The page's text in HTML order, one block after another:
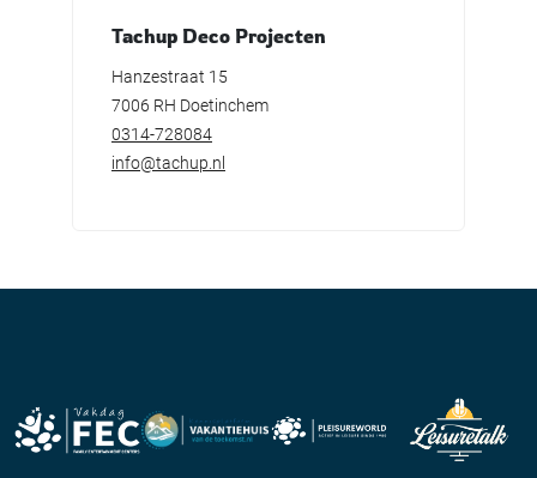
Tachup Deco Projecten
Hanzestraat 15
7006 RH Doetinchem
0314-728084
info@tachup.nl